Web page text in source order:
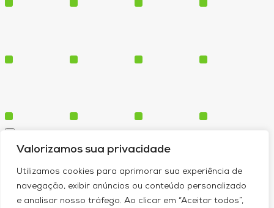
Valorizamos sua privacidade
Utilizamos cookies para aprimorar sua experiência de
navegação, exibir anúncios ou conteúdo personalizado
e analisar nosso tráfego. Ao clicar em “Aceitar todos”,
Cursos
Blog